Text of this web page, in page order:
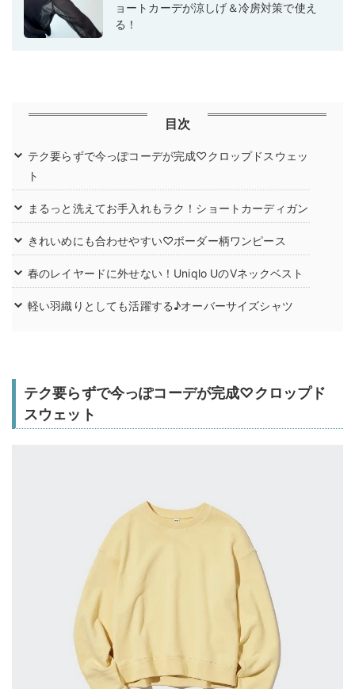
ョートカーデが涼しげ＆冷房対策で使え
る！
目次
テク要らずで今っぽコーデが完成♡クロップドスウェッ
ト
まるっと洗えてお手入れもラク！ショートカーディガン
きれいめにも合わせやすい♡ボーダー柄ワンピース
春のレイヤードに外せない！Uniqlo UのVネックベスト
軽い羽織りとしても活躍する♪オーバーサイズシャツ
テク要らずで今っぽコーデが完成♡クロップド
スウェット